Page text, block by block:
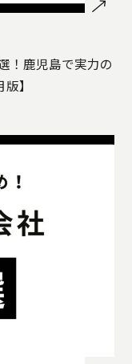
！鹿児島で実力の
】